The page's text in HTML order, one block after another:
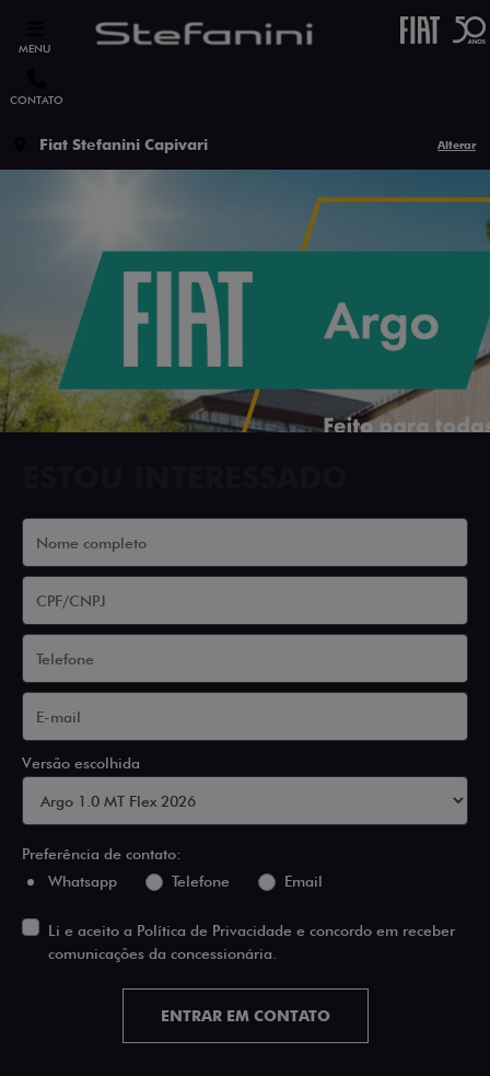
MENU
CONTATO
Fiat Stefanini Capivari Alterar
Versão escolhida
Preferência de contato:
Whatsapp
Telefone Email
Li e aceito a Política de Privacidade e concordo em receber
comunicações da concessionária.
ENTRAR EM CONTATO